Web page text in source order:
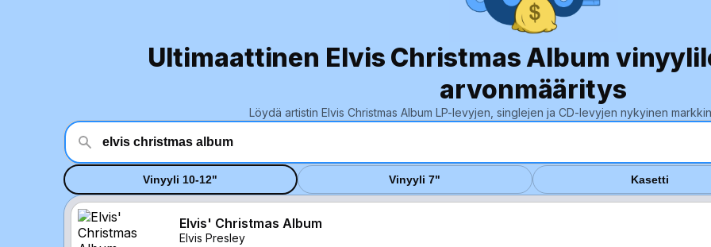
Ultimaattinen Elvis Christmas Album
arvonmääritys
Löydä artistin Elvis Christmas Album LP-levyjen, singlejen ja CD-levyjen nykyinen
Vinyyli 10-12" Vinyyli 7" Kasetti
Elvis' Christmas Album
Elvis Presley